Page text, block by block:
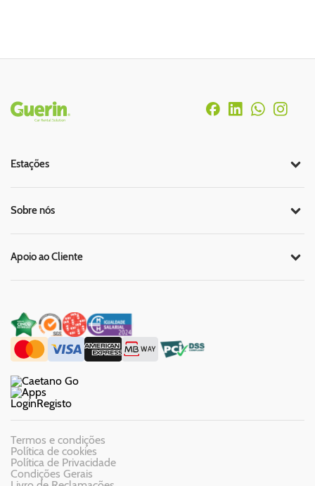
Rodapé
Estações
Sobre nós
Apoio ao Cliente
LoginRegisto
Termos e condições
Política de cookies
Política de Privacidade
Condições Gerais